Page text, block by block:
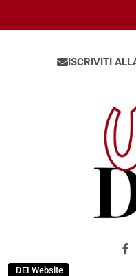
ISCRIVITI
DEI Website